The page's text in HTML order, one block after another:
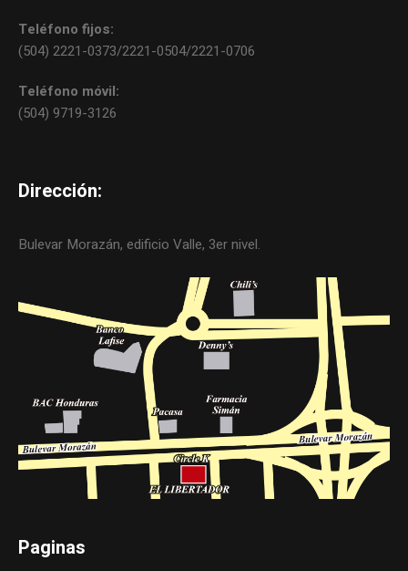
Teléfono fijos:
(504) 2221-0373/2221-0504/2221-0706
Teléfono móvil:
(504) 9719-3126
Dirección:
Bulevar Morazán, edificio Valle, 3er nivel.
Paginas